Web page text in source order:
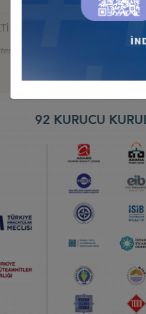
CUMHURBAŞKANI
92 KURUCU